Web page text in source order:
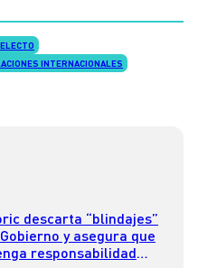
INTERNACIONALES
descarta “blindajes”
y asegura que
responsabilidad